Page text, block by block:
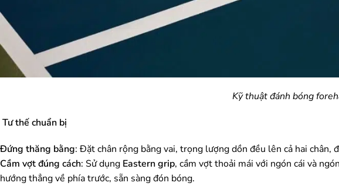
Kỹ thuật đánh bóng
Tư thế chuẩn bị
Đứng thăng bằng: Đặt chân rộng bằng vai, trọng lượng dồn đều lên cả hai chân,
Cầm vợt đúng cách: Sử dụng Eastern grip, cầm vợt thoải mái với ngón cái và
hướng thẳng về phía trước, sẵn sàng đón bóng.